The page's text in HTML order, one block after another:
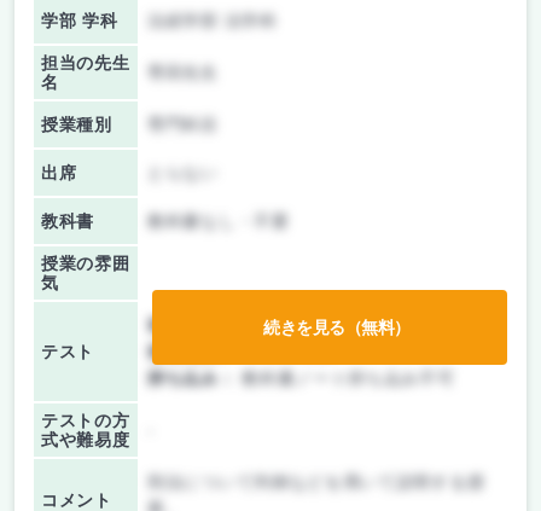
学部 学科 法経学部 法学科
担当の先生
名
授業種別
出席
教科書 教科書なし・不要
授業の雰囲
気
テスト
前期/中間：
テストのみ
後期/期末：
持ち込み：
教科書ノート持ち込み不可
テストの方
式や難易度
コメント
続きを見る（無料）